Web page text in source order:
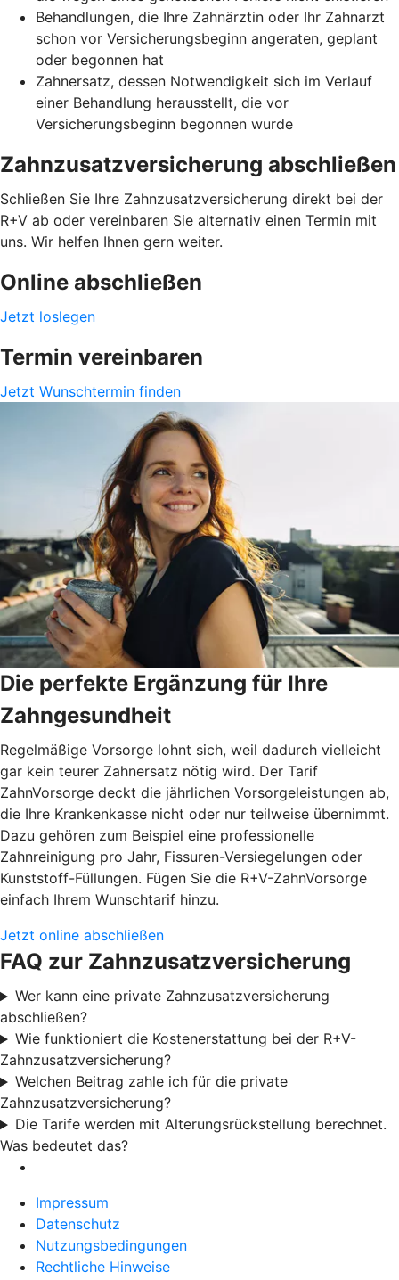
Behandlungen, die Ihre Zahnärztin oder Ihr Zahnarzt
schon vor Versicherungsbeginn angeraten, geplant
oder begonnen hat
Zahnersatz, dessen Notwendigkeit sich im Verlauf
einer Behandlung herausstellt, die vor
Versicherungsbeginn begonnen wurde
Zahnzusatzversicherung abschließen
Schließen Sie Ihre Zahnzusatzversicherung direkt bei der
R+V ab oder vereinbaren Sie alternativ einen Termin mit
uns. Wir helfen Ihnen gern weiter.
Online abschließen
Jetzt loslegen
Termin vereinbaren
Jetzt Wunschtermin finden
Die perfekte Ergänzung für Ihre
Zahngesundheit
Regelmäßige Vorsorge lohnt sich, weil dadurch vielleicht
gar kein teurer Zahnersatz nötig wird. Der Tarif
ZahnVorsorge deckt die jährlichen Vorsorgeleistungen ab,
die Ihre Krankenkasse nicht oder nur teilweise übernimmt.
Dazu gehören zum Beispiel eine professionelle
Zahnreinigung pro Jahr, Fissuren-Versiegelungen oder
Kunststoff-Füllungen. Fügen Sie die R+V-ZahnVorsorge
einfach Ihrem Wunschtarif hinzu.
Jetzt online abschließen
FAQ zur Zahnzusatzversicherung
Wer kann eine private Zahnzusatzversicherung
abschließen?
Wie funktioniert die Kostenerstattung bei der R+V-
Zahnzusatzversicherung?
Welchen Beitrag zahle ich für die private
Zahnzusatzversicherung?
Die Tarife werden mit Alterungsrückstellung berechnet.
Was bedeutet das?
Impressum
Datenschutz
Nutzungsbedingungen
Rechtliche Hinweise